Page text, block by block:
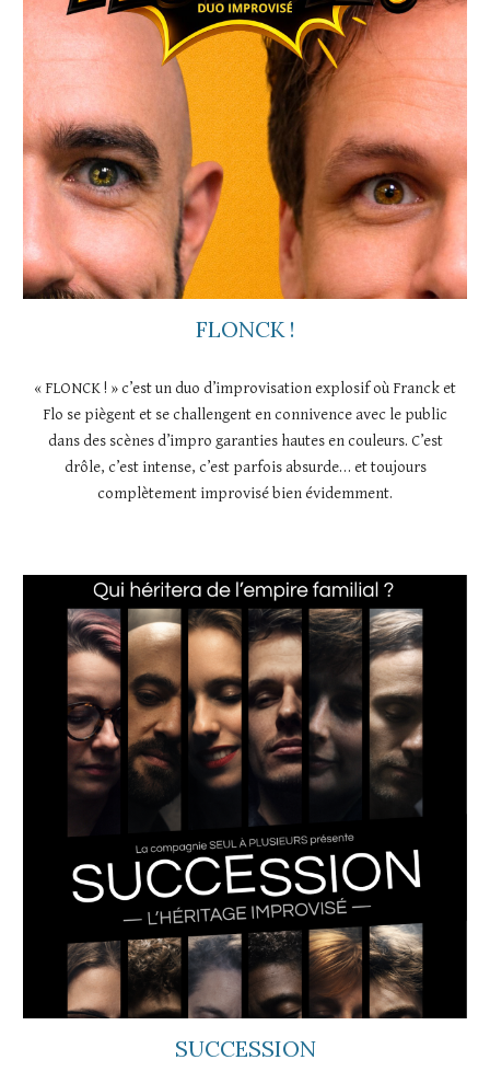
FLONCK !
« FLONCK ! » c’est un duo d’improvisation explosif où Franck et
Flo se piègent et se challengent en connivence avec le public
dans des scènes d’impro garanties hautes en couleurs. C’est
drôle, c’est intense, c’est parfois absurde… et toujours
complètement improvisé bien évidemment.
SUCCESSION